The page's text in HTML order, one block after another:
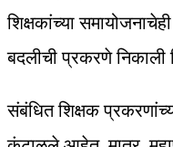
शिक्षकांच्या
बदलीची प्रकरणे निकाली
संबंधित शिक्षक